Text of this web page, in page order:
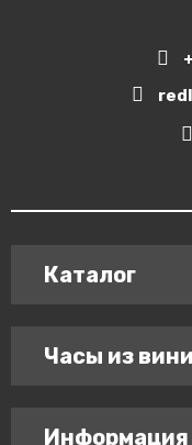
Каталог
Часы из
Информация